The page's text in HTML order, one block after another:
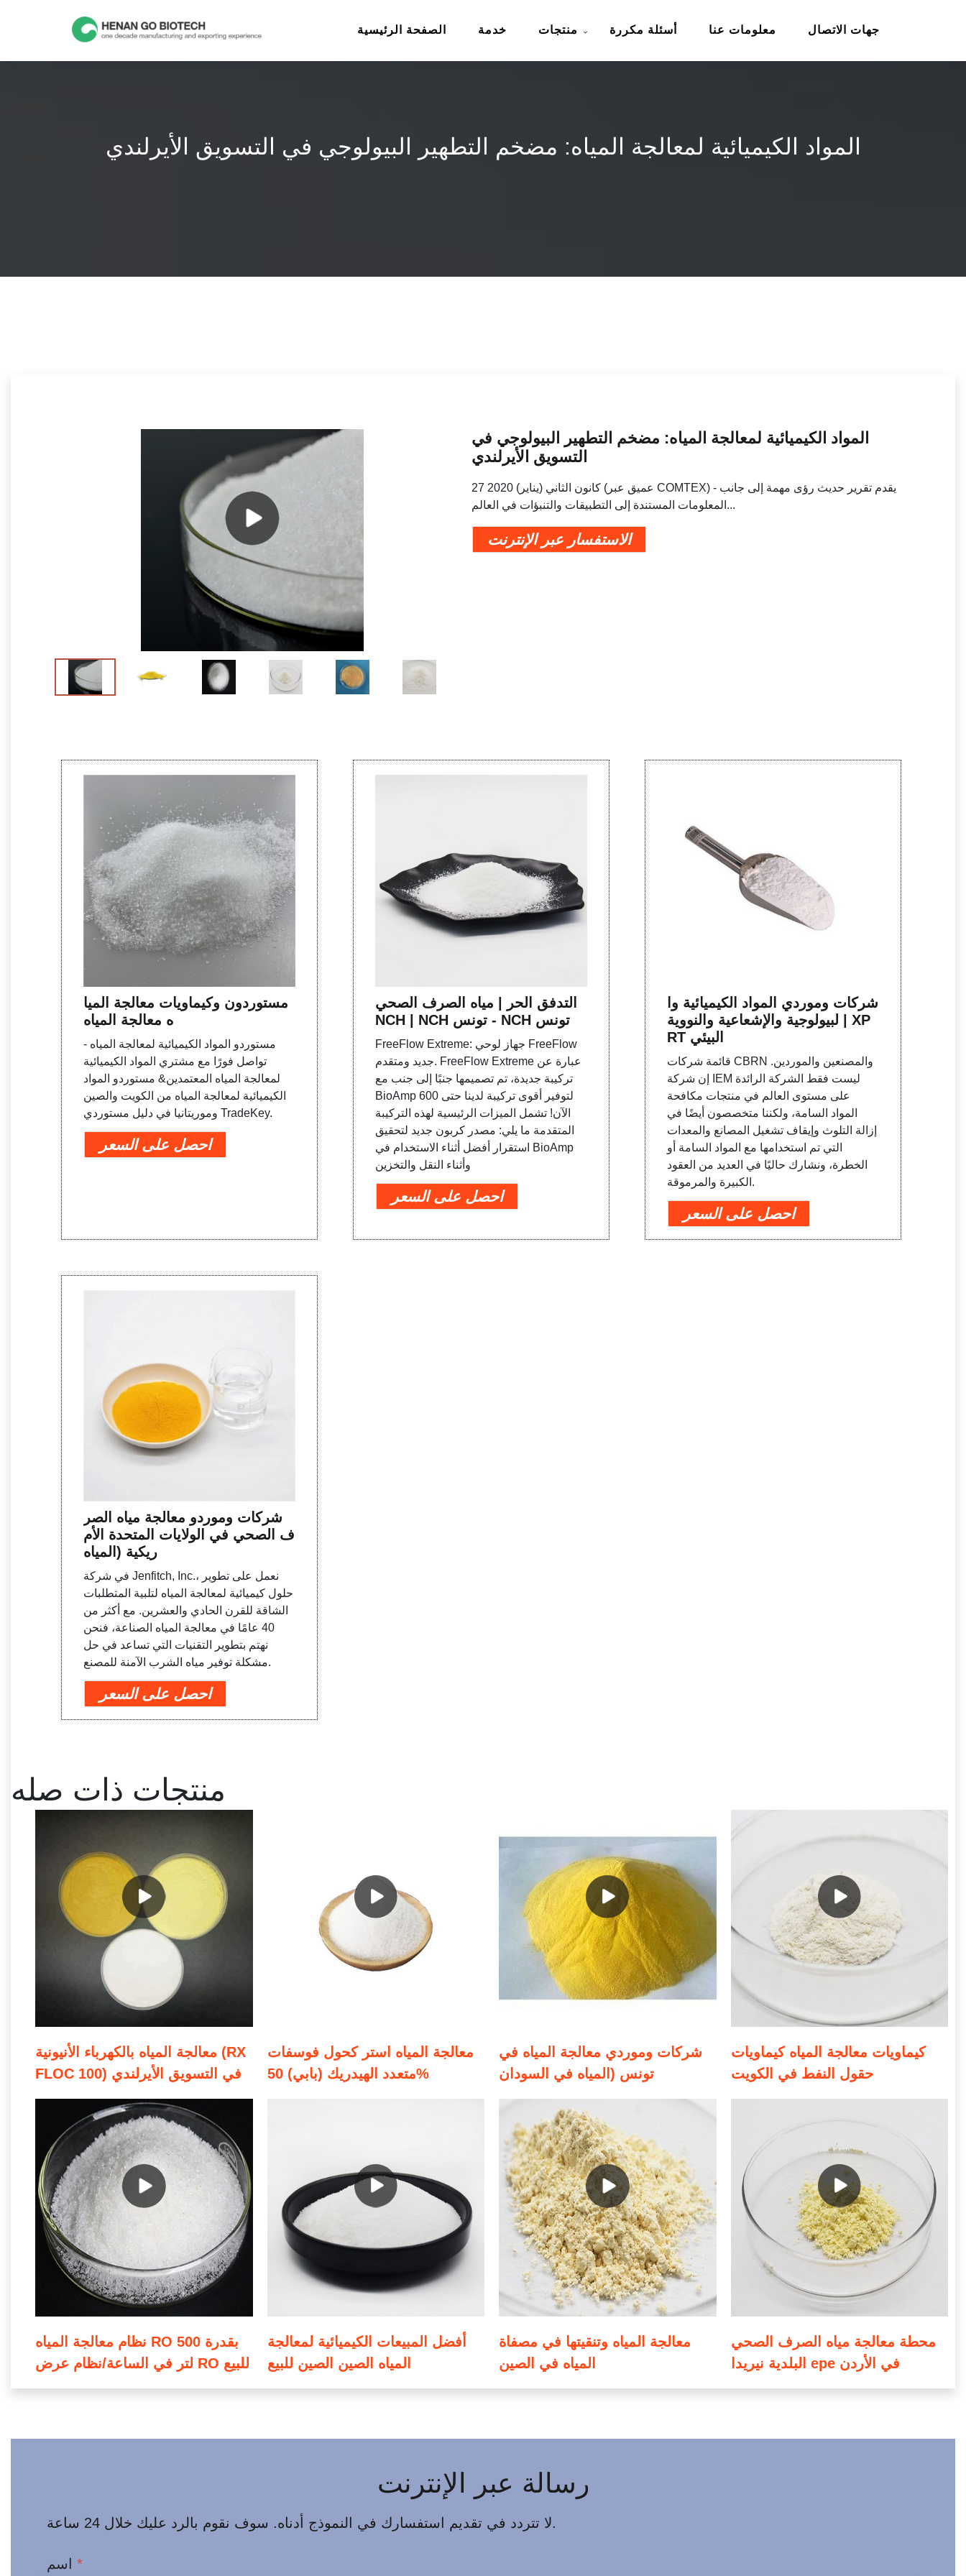
الصفحة الرئيسية خدمة منتجات أسئلة مكررة معلومات عنا جهات الاتصال
المواد الكيميائية لمعالجة المياه: مضخم التطهير البيولوجي في التسويق الأيرلندي
المواد الكيميائية لمعالجة المياه: مضخم التطهير البيولوجي في
التسويق الأيرلندي
27 كانون الثاني (يناير) 2020 (عميق عبر COMTEX) - يقدم تقرير حديث رؤى مهمة إلى جانب
المعلومات المستندة إلى التطبيقات والتنبؤات في العالم...
الاستفسار عبر الإنترنت
مستوردون وكيماويات معالجة الميا
ه معالجة المياه
مستوردو المواد الكيميائية لمعالجة المياه -
تواصل فورًا مع مشتري المواد الكيميائية
لمعالجة المياه المعتمدين& مستوردو المواد
الكيميائية لمعالجة المياه من الكويت والصين
وموريتانيا في دليل مستوردي TradeKey.
احصل على السعر
التدفق الحر | مياه الصرف الصحي
NCH | NCH تونس - NCH تونس
FreeFlow Extreme: جهاز لوحي FreeFlow
جديد ومتقدم. FreeFlow Extreme عبارة عن
تركيبة جديدة، تم تصميمها جنبًا إلى جنب مع
BioAmp 600 لتوفير أقوى تركيبة لدينا حتى
الآن! تشمل الميزات الرئيسية لهذه التركيبة
المتقدمة ما يلي: مصدر كربون جديد لتحقيق
استقرار أفضل أثناء الاستخدام في BioAmp
وأثناء النقل والتخزين
احصل على السعر
شركات وموردي المواد الكيميائية وا
لبيولوجية والإشعاعية والنووية | XP
RT البيئي
قائمة شركات CBRN والمصنعين والموردين.
إن شركة IEM ليست فقط الشركة الرائدة
على مستوى العالم في منتجات مكافحة
المواد السامة، ولكننا متخصصون أيضًا في
إزالة التلوث وإيقاف تشغيل المصانع والمعدات
التي تم استخدامها مع المواد السامة أو
الخطرة، ونشارك حاليًا في العديد من العقود
الكبيرة والمرموقة.
احصل على السعر
شركات وموردو معالجة مياه الصر
ف الصحي في الولايات المتحدة الأم
ريكية (المياه
في شركة Jenfitch, Inc.، نعمل على تطوير
حلول كيميائية لمعالجة المياه لتلبية المتطلبات
الشاقة للقرن الحادي والعشرين. مع أكثر من
40 عامًا في معالجة المياه الصناعة، فنحن
نهتم بتطوير التقنيات التي تساعد في حل
مشكلة توفير مياه الشرب الآمنة للمصنع.
احصل على السعر
منتجات ذات صله
معالجة المياه بالكهرباء الأنيونية (RX
FLOC 100) في التسويق الأيرلندي
معالجة المياه استر كحول فوسفات
متعدد الهيدريك (بابي) 50%
شركات وموردي معالجة المياه في
تونس (المياه في السودان
كيماويات معالجة المياه كيماويات
حقول النفط في الكويت
نظام معالجة المياه RO بقدرة 500
لتر في الساعة/نظام عرض RO للبيع
أفضل المبيعات الكيميائية لمعالجة
المياه الصين الصين للبيع
معالجة المياه وتنقيتها في مصفاة
المياه في الصين
محطة معالجة مياه الصرف الصحي
البلدية نيريدا epe في الأردن
رسالة عبر الإنترنت
لا تتردد في تقديم استفسارك في النموذج أدناه. سوف نقوم بالرد عليك خلال 24 ساعة.
*